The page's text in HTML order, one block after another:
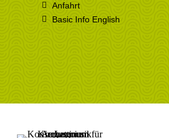
Anfahrt
Basic Info English